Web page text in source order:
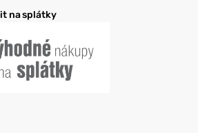
na splátky